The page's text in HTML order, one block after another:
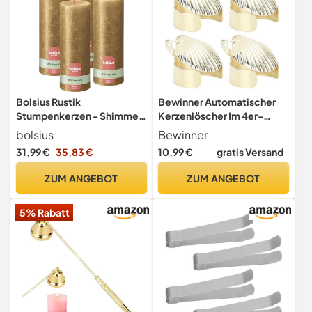
Bolsius Rustik
Stumpenkerzen - Shimmer
Gold - 4 Stück - 19 x 7 cm -
Dekorative Haushaltkerzen
- Brenndauer 85 Stunden -
Natürliches Pflanzenwachs
bolsius
31,99 € 35,83 €
ZUM ANGEBOT
Bewinner Automatischer
Kerzenlöscher Im 4er-
Pack, Kerzenlöscher aus
Metall mit Timer für
Stumpenkerzen, Sicherer
Geburtstagskerzen,
Bewinner
10,99 € gratis Versand
ZUM ANGEBOT
5% Rabatt